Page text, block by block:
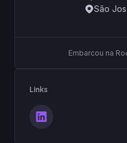
São
Embarcou na
Links